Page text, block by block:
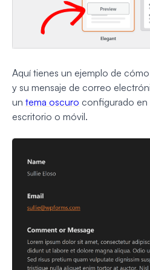
Aquí tienes un ejemplo de
y su mensaje de correo
un tema oscuro configurado en
escritorio o móvil.